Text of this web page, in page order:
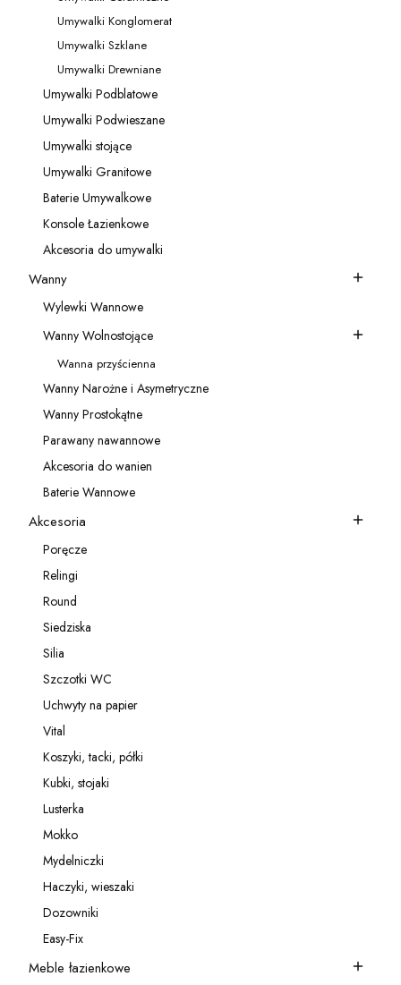
Kategoria - Umywalki Ceramiczne
Kategoria - Umywalki Konglomerat
Umywalki Konglomerat
Kategoria - Umywalki Szklane
Umywalki Szklane
Kategoria - Umywalki Drewniane
Umywalki Drewniane
Kategoria - Umywalki Podblatowe
Umywalki Podblatowe
Kategoria - Umywalki Podwieszane
Umywalki Podwieszane
Kategoria - Umywalki stojące
Umywalki stojące
Kategoria - Umywalki Granitowe
Umywalki Granitowe
Kategoria - Baterie Umywalkowe
Baterie Umywalkowe
Kategoria - Konsole Łazienkowe
Konsole Łazienkowe
Kategoria - Akcesoria do umywalki
Akcesoria do umywalki
Kategoria - Wanny
Wanny
Kategoria - Wylewki Wannowe
Wylewki Wannowe
Kategoria - Wanny Wolnostojące
Wanny Wolnostojące
Kategoria - Wanna przyścienna
Wanna przyścienna
Kategoria - Wanny Narożne i Asymetryczne
Wanny Narożne i Asymetryczne
Kategoria - Wanny Prostokątne
Wanny Prostokątne
Kategoria - Parawany nawannowe
Parawany nawannowe
Kategoria - Akcesoria do wanien
Akcesoria do wanien
Kategoria - Baterie Wannowe
Baterie Wannowe
Kategoria - Akcesoria
Akcesoria
Kategoria - Poręcze
Poręcze
Kategoria - Relingi
Relingi
Kategoria - Round
Round
Kategoria - Siedziska
Siedziska
Kategoria - Silia
Silia
Kategoria - Szczotki WC
Szczotki WC
Kategoria - Uchwyty na papier
Uchwyty na papier
Kategoria - Vital
Vital
Kategoria - Koszyki, tacki, półki
Koszyki, tacki, półki
Kategoria - Kubki, stojaki
Kubki, stojaki
Kategoria - Lusterka
Lusterka
Kategoria - Mokko
Mokko
Kategoria - Mydelniczki
Mydelniczki
Kategoria - Haczyki, wieszaki
Haczyki, wieszaki
Kategoria - Dozowniki
Dozowniki
Kategoria - Easy-Fix
Easy-Fix
Kategoria - Meble łazienkowe
Meble łazienkowe